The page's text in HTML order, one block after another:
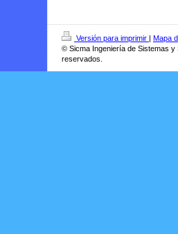
Versión para imprimir | Mapa
© Sicma Ingeniería de Sistemas
reservados.